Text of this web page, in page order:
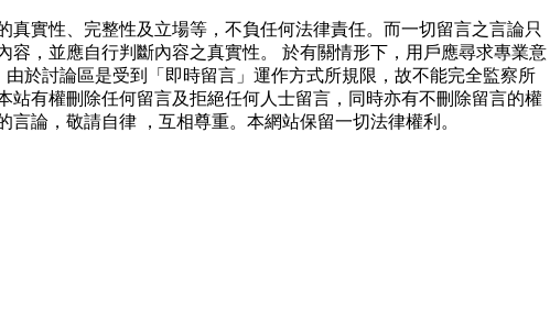
實性、完整性及立場等，不負任何法律責任。而一切留言之言論只
，並應自行判斷內容之真實性。 於有關情形下，用戶應尋求專業意
於討論區是受到「即時留言」運作方式所規限，故不能完全監察所
有權刪除任何留言及拒絕任何人士留言，同時亦有不刪除留言的權
論，敬請自律 ，互相尊重。本網站保留一切法律權利。